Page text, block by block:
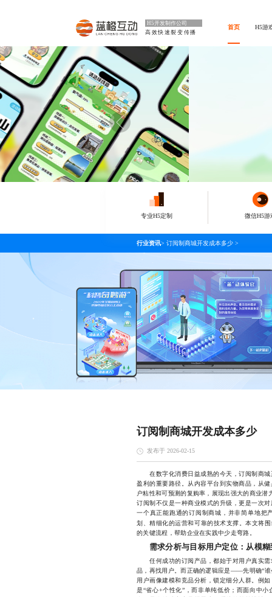
H5开发制作公司
高效快速裂变传播
首页 H5游
专业H5定制 微信H5游
行业资讯> 订阅制商城开发成本多少 >
订阅制商城开发成本多少
发布于 2026-02-15
在数字化消费日益成熟的今天，订阅制商城
盈利的重要路径。从内容平台到实物商品，从
户粘性和可预测的复购率，展现出强大的商业潜
订阅制不仅是一种商业模式的升级，更是一次
一个真正能跑通的订阅制商城，并非简单地把
划、精细化的运营和可靠的技术支撑。本文将
的关键流程，帮助企业在实践中少走弯路。
需求分析与目标用户定位：从模
任何成功的订阅产品，都始于对用户真实需
品，再找用户。而正确的逻辑应是——先明确“谁
用户画像建模和竞品分析，锁定细分人群。例
是“省心+个性化”，而非单纯低价；而面向中